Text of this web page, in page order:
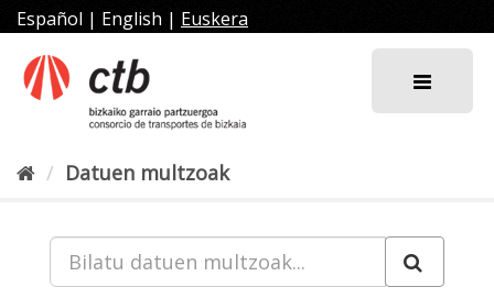
Joan
edukira
Español | English | Euskera
Datuen multzoak